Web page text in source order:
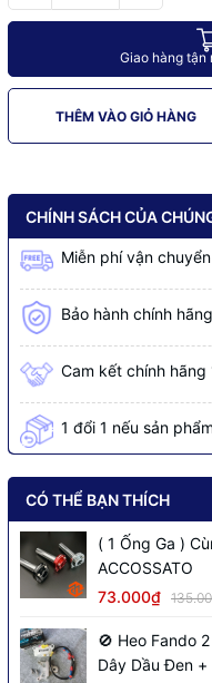
Giao hàng tận
THÊM VÀO GIỎ HÀNG
CHÍNH SÁCH CỦA
Miễn phí vận
Bảo hành chính
Cam kết chính hãng
1 đổi 1 nếu sản
CÓ THỂ BẠN THÍCH
( 1 Ống Ga )
ACCOSSATO
73.000₫
🚫 Heo Fando
Dây Dầu Đen +